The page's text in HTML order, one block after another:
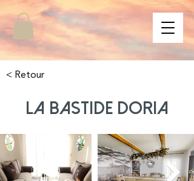
< Retour
LA BASTIDE DORIA